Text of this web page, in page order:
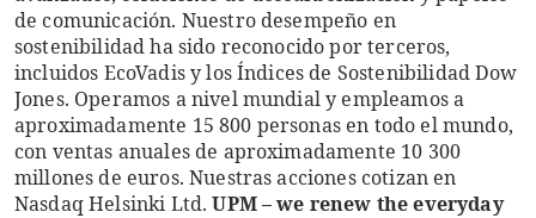
de comunicación. Nuestro desempeño en
sostenibilidad ha sido reconocido por terceros,
incluidos EcoVadis y los Índices de Sostenibilidad Dow
Jones. Operamos a nivel mundial y empleamos a
aproximadamente 15 800 personas en todo el mundo,
con ventas anuales de aproximadamente 10 300
millones de euros. Nuestras acciones cotizan en
Nasdaq Helsinki Ltd.UPM – we renew the everyday